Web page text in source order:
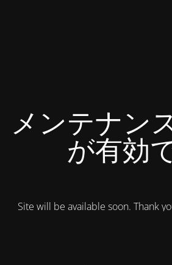
メンテナン
が有効
Site will be available soon. Thank